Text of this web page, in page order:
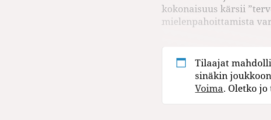
kokonaisuus kärsii
mielenpahoittamista
Tilaajat
sinäkin
Voima. Oletko